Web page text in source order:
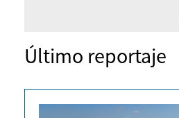
Último reportaje